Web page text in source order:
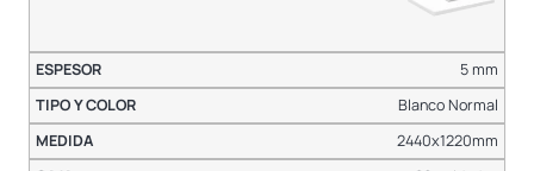
5 mm
Blanco Normal
2440x1220mm